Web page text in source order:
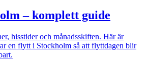
– komplett guide
hisstider och månadsskiften. Här är
en flytt i Stockholm så att flyttdagen blir